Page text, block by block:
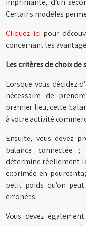
imprimante, d’un
Certains modèles
Cliquez ici pour
concernant les
Les critères de choix
Lorsque vous décidez
nécessaire de
premier lieu, cette
à votre activité
Ensuite, vous devez
balance connectée
détermine réellement
exprimée en
petit poids qu’on
erronées.
Vous devez